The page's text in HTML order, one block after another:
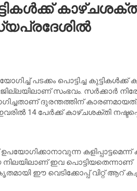
പടക്കം പൊട്ടിച്ച കുട്ടികൾക്ക്
ജില്ലയിലാണ് സംഭവം. സർക്കാർ
ദുരന്തത്തിന്
14 പേർക്ക് കാഴ്ചശക്തി
കളിപ്പാട്ടമെന്ന്
ഇവ പൊട്ടിയതെന്നാണ്
ഈ വെടിക്കോപ്പ് വിറ്റ് ആറ്